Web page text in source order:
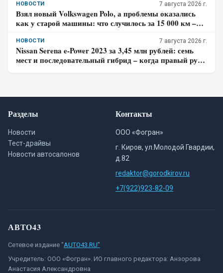
НОВОСТИ 7 августа 2026 г.
Взял новый Volkswagen Polo, а проблемы оказались
как у старой машины: что случилось за 15 000 км –
НОВОСТИ 7 августа 2026 г.
Nissan Serena e-Power 2023 за 3,45 млн рублей: семь
мест и последовательный гибрид – когда правый руль
Разделы
Новости
Тест-драйвы
Новости автосалонов
Контакты
ООО «Фогран»
г. Киров, ул.Молодой Гвардии,
д.82
redaktor@gorodkirov.ru
+7(922)923-82-09
АВТО43
Сетевое издание "AUTO43.RU"
Учредитель: ООО «Фогран». ИО главного редактора: Анзорова
Анастасия Александровна